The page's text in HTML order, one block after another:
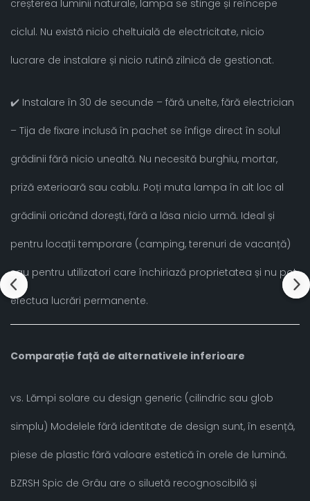
creșterea luminii naturale, lampa se stinge și reîncepe
ciclul. Nu există nicio cheltuială de electricitate, nicio
lucrare de instalare și nicio rutină zilnică de gestionat.
✔️ Instalare în 30 de secunde – fără unelte, fără electrician
– Tija de fixare inclusă în pachet se înfige direct în solul
grădinii fără nicio unealtă. Nu necesită burghiu, mortar,
priză exterioară sau cablu. Poți muta lampa în alt loc al
grădinii oricând dorești, fără a lăsa nicio urmă. Ideal și
pentru locații temporare (camping, terenuri de vacanță)
sau pentru utilizatori care închiriază proprietatea și nu pot
efectua lucrări permanente.
Comparație față de alternativele inferioare
vs. Lămpi solare cu design generic (cilindric sau glob
simplu) Modelele fără identitate de design sunt, în esență,
piese de plastic fără valoare estetică în orele de lumină.
BZRSH Spic de Grâu are o siluetă recognoscibilă și